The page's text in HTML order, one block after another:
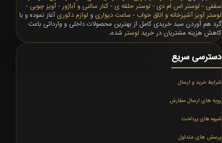
سقفی - لوستر اس ام دی- لوستر حلقه ی-کنار سالنی و آباژور-آویز چوبی -
لوستر آویز آشپزخانه و اتاق خواب - ساعت دیواریو لوازم دکوریآغاز نموده و با
گرد هم آوردن سبد خریدی کامل از بهترین محصولات داخلی و وارداتی باعث
کاهش هزینه مشتریان در خرید لوستر شده،
دسترسی سریع
شرایط خرید و ارسال
رویه های ارسال سفارش
شیوه های پرداخت
پرسش های متداول